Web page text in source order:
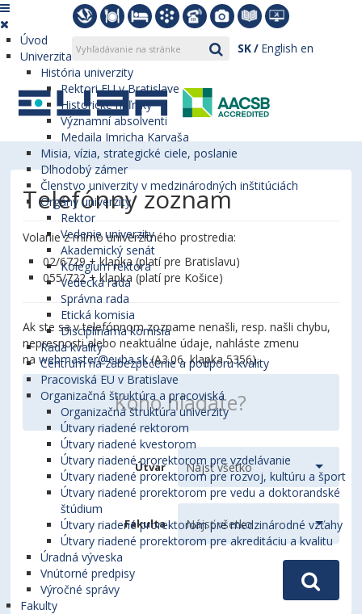
SK English en
Úvod
Univerzita
História univerzity
Rektori EU v Bratislave
Historické míľniky
Významní absolventi
Medaila Imricha Karvaša
Misia, vízia, strategické ciele, poslanie
Dlhodobý zámer
Členstvo univerzity v medzinárodných inštitúciách
Orgány univerzity
Rektor
Vedenie univerzity
Akademický senát
Kolégium rektora
Vedecká rada
Správna rada
Etická komisia
Disciplinárna komisia
Rada kvality
Centrum na zabezpečenie a podporu kvality
Pracoviská EU v Bratislave
Organizačná štruktúra a pracoviská
Organizačná štruktúra univerzity
Útvary riadené rektorom
Útvary riadené kvestorom
Útvary riadené prorektorom pre vzdelávanie
Útvary riadené prorektorom pre rozvoj, kultúru a šport
Útvary riadené prorektorom pre vedu a doktorandské
štúdium
Útvary riadené prorektorom pre medzinárodné vzťahy
Útvary riadené prorektorom pre akreditáciu a kvalitu
Úradná výveska
Vnútorné predpisy
Výročné správy
Fakulty
Telefónny zoznam
Volanie z mimo univerzitného prostredia:
02/6729 + klapka (platí pre Bratislavu)
055/722 + klapka (platí pre Košice)
Ak ste sa v telefónnom zozname nenašli, resp. našli chybu,
nepresnosti alebo neaktuálne údaje, nahláste zmenu
nawebmaster@euba.sk(A3.06, klapka 5356).
Útvar
Fakulta